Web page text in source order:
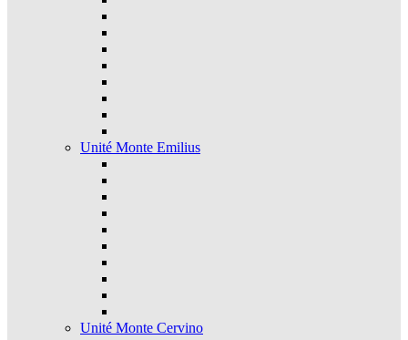
Unité Monte Emilius
Unité Monte Cervino